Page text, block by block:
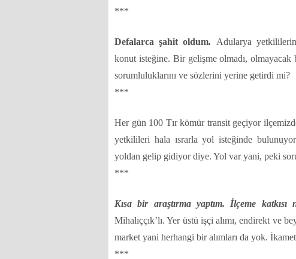
***
Defalarca şahit oldum.
Adularya
konut isteğine. Bir gelişme olmadı, olmayacak
sorumluluklarını ve sözlerini yerine getirdi mi?
***
Her gün 100 Tır kömür transit geçiyor
yetkilileri hala ısrarla yol isteğinde
yoldan gelip gidiyor diye. Yol var yani, peki
***
Kısa bir araştırma yaptım. İlçeme katkısı
Mihalıççık’lı. Yer üstü işçi alımı, endirekt ve
market yani herhangi bir alımları da yok.
***